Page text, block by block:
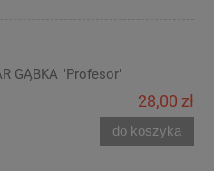
GĄBKA "Profesor"
28,00 zł
do koszyka